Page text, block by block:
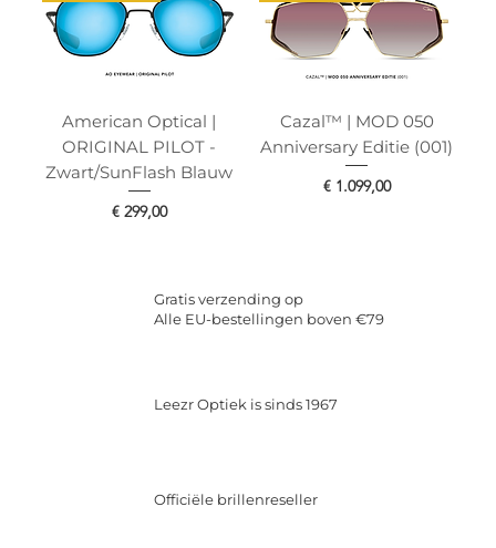
American Optical |
ORIGINAL PILOT -
Zwart/SunFlash Blauw
Prijs
€ 299,00
Cazal™ | MOD 050
Anniversary Editie (001)
Prijs
€ 1.099,00
Gratis verzending op
Alle EU-bestellingen boven €79
Leezr Optiek is sinds 1967
Officiële brillenreseller